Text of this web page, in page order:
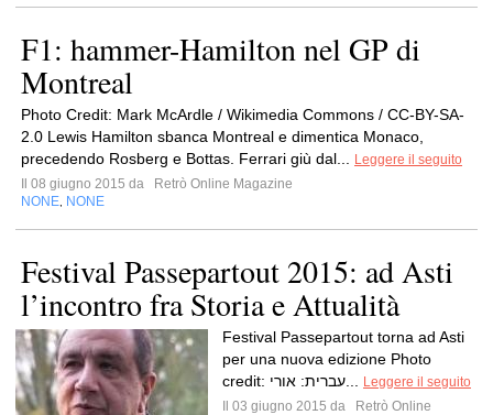
F1: hammer-Hamilton nel GP di
Montreal
Photo Credit: Mark McArdle / Wikimedia Commons / CC-BY-SA-
2.0 Lewis Hamilton sbanca Montreal e dimentica Monaco,
precedendo Rosberg e Bottas. Ferrari giù dal...
Leggere il seguito
Il 08 giugno 2015 da
Retrò Online Magazine
NONE NONE
Festival Passepartout 2015: ad Asti
l’incontro fra Storia e Attualità
Festival Passepartout torna ad Asti
per una nuova edizione Photo
Leggere il seguito
Il 03 giugno 2015 da
Retrò Online